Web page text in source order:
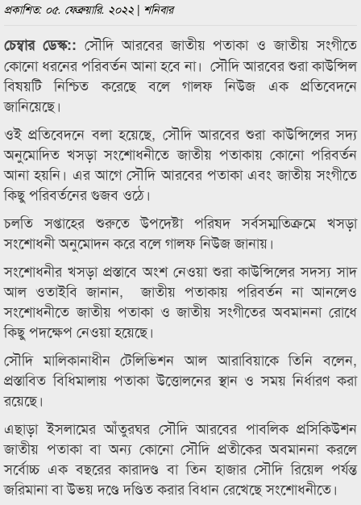
প্রকাশিত: ০৫. ফেব্রুয়ারি. ২০২২ | শনিবার
চেম্বার ডেস্ক:: সৌদি আরবের জাতীয় পতাকা ও জাতীয় সংগীতে
কোনো ধরনের পরিবর্তন আনা হবে না। সৌদি আরবের শুরা কাউন্সিল
বিষয়টি নিশ্চিত করেছে বলে গালফ নিউজ এক প্রতিবেদনে
জানিয়েছে।
ওই প্রতিবেদনে বলা হয়েছে, সৌদি আরবের শুরা কাউন্সিলের সদ্য
অনুমোদিত খসড়া সংশোধনীতে জাতীয় পতাকায় কোনো পরিবর্তন
আনা হয়নি। এর আগে সৌদি আরবের পতাকা এবং জাতীয় সংগীতে
কিছু পরিবর্তনের গুজব ওঠে।
চলতি সপ্তাহের শুরুতে উপদেষ্টা পরিষদ সর্বসম্মতিক্রমে খসড়া
সংশোধনী অনুমোদন করে বলে গালফ নিউজ জানায়।
সংশোধনীর খসড়া প্রস্তাবে অংশ নেওয়া শুরা কাউন্সিলের সদস্য সাদ
আল ওতাইবি জানান, জাতীয় পতাকায় পরিবর্তন না আনলেও
সংশোধনীতে জাতীয় পতাকা ও জাতীয় সংগীতের অবমাননা রোধে
কিছু পদক্ষেপ নেওয়া হয়েছে।
সৌদি মালিকানাধীন টেলিভিশন আল আরাবিয়াকে তিনি বলেন,
প্রস্তাবিত বিধিমালায় পতাকা উত্তোলনের স্থান ও সময় নির্ধারণ করা
রয়েছে।
এছাড়া ইসলামের আঁতুরঘর সৌদি আরবের পাবলিক প্রসিকিউশন
জাতীয় পতাকা বা অন্য কোনো সৌদি প্রতীকের অবমাননা করলে
সর্বোচ্চ এক বছরের কারাদণ্ড বা তিন হাজার সৌদি রিয়েল পর্যন্ত
জরিমানা বা উভয় দণ্ডে দণ্ডিত করার বিধান রেখেছে সংশোধনীতে।